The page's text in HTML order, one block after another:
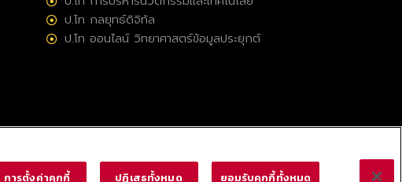
ป.โท กลยุทธ์ดิจิทัล
ป.โท ออนไลน์ วิทยาศาสตร์ข้อมูลประยุกต์
การตั้งค่าคุกกี้ ปฏิเสธทั้งหมด ยอมรับคุกกี้ทั้งหมด